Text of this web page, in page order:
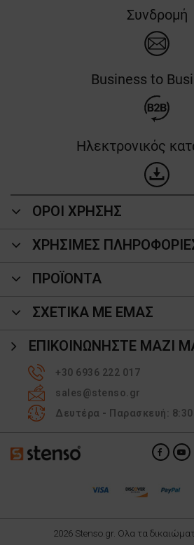
Συνδρομή
Business to
Ηλεκτρονικός
ΟΡΟΙ ΧΡΗΣΗΣ
ΧΡΗΣΙΜΕΣ
ΠΡΟΪΌΝΤΑ
ΣΧΕΤΙΚΑ ΜΕ ΕΜΑΣ
ΕΠΙΚΟΙΝΩΝΉΣΤΕ ΜΑΖΊ
+30 6936 222 017
sales@stenso.gr
Δευτέρα - Παρασκευή:
2026 Stenso.gr. Ολα τα